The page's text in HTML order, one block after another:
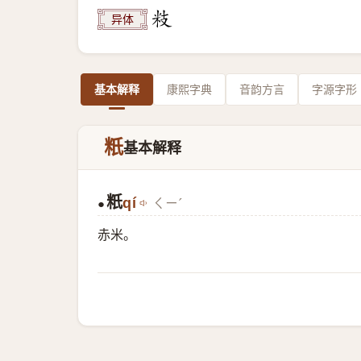
异体
基本解释 康熙字典 音韵方言 字源字形
䉻基本解释
● 䉻qí ㄑㄧˊ
赤米。